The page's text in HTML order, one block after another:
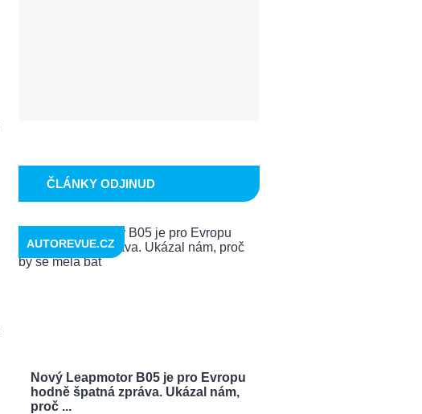
ČLÁNKY ODJINUD
Nový Leapmotor B05 je pro Evropu
hodně špatná zpráva. Ukázal nám,
proč ...
AUTOREVUE.CZ